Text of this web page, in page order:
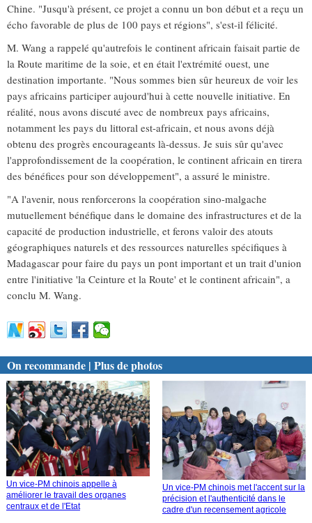
Chine. "Jusqu'à présent, ce projet a connu un bon début et a reçu un
écho favorable de plus de 100 pays et régions", s'est-il félicité.
M. Wang a rappelé qu'autrefois le continent africain faisait partie de
la Route maritime de la soie, et en était l'extrémité ouest, une
destination importante. "Nous sommes bien sûr heureux de voir les
pays africains participer aujourd'hui à cette nouvelle initiative. En
réalité, nous avons discuté avec de nombreux pays africains,
notamment les pays du littoral est-africain, et nous avons déjà
obtenu des progrès encourageants là-dessus. Je suis sûr qu'avec
l'approfondissement de la coopération, le continent africain en tirera
des bénéfices pour son développement", a assuré le ministre.
"A l'avenir, nous renforcerons la coopération sino-malgache
mutuellement bénéfique dans le domaine des infrastructures et de la
capacité de production industrielle, et ferons valoir des atouts
géographiques naturels et des ressources naturelles spécifiques à
Madagascar pour faire du pays un pont important et un trait d'union
entre l'initiative 'la Ceinture et la Route' et le continent africain", a
conclu M. Wang.
On recommande | Plus de photos
Un vice-PM chinois appelle à
améliorer le travail des organes
centraux et de l'Etat
Un vice-PM chinois met l'accent sur la
précision et l'authenticité dans le
cadre d'un recensement agricole